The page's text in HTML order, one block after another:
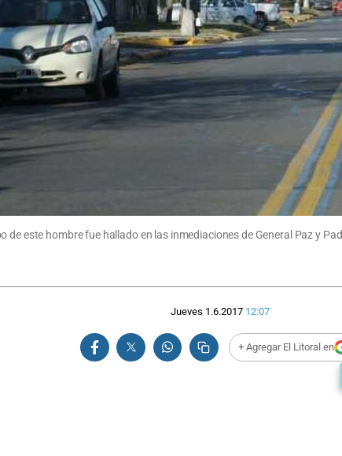
de este hombre fue hallado en las inmediaciones de General Paz y
Jueves 1.6.2017 12:07
+ Agregar El Litoral en